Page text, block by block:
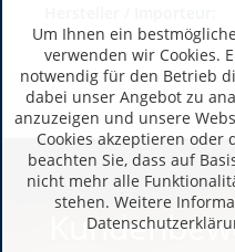
Um Ihnen ein
verwenden wir Cookies.
notwendig für den Betrieb
dabei unser Angebot zu
anzuzeigen und unsere
Cookies akzeptieren
beachten Sie, dass auf
nicht mehr alle
stehen. Weitere